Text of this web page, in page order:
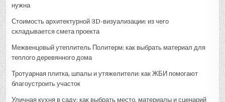
нужна
Стоимость архитектурной 3D-визуализации: из чего
складывается смета проекта
Межвенцовый утеплитель Политерм: как выбрать материал для
теплого деревянного дома
Тротуарная плитка, шпалы и утяжелители: как ЖБИ помогают
благоустроить участок
Уличная кухня в саду: как выбрать место, материалы и сценарий